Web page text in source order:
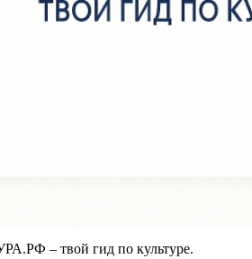
– твой гид по культуре.